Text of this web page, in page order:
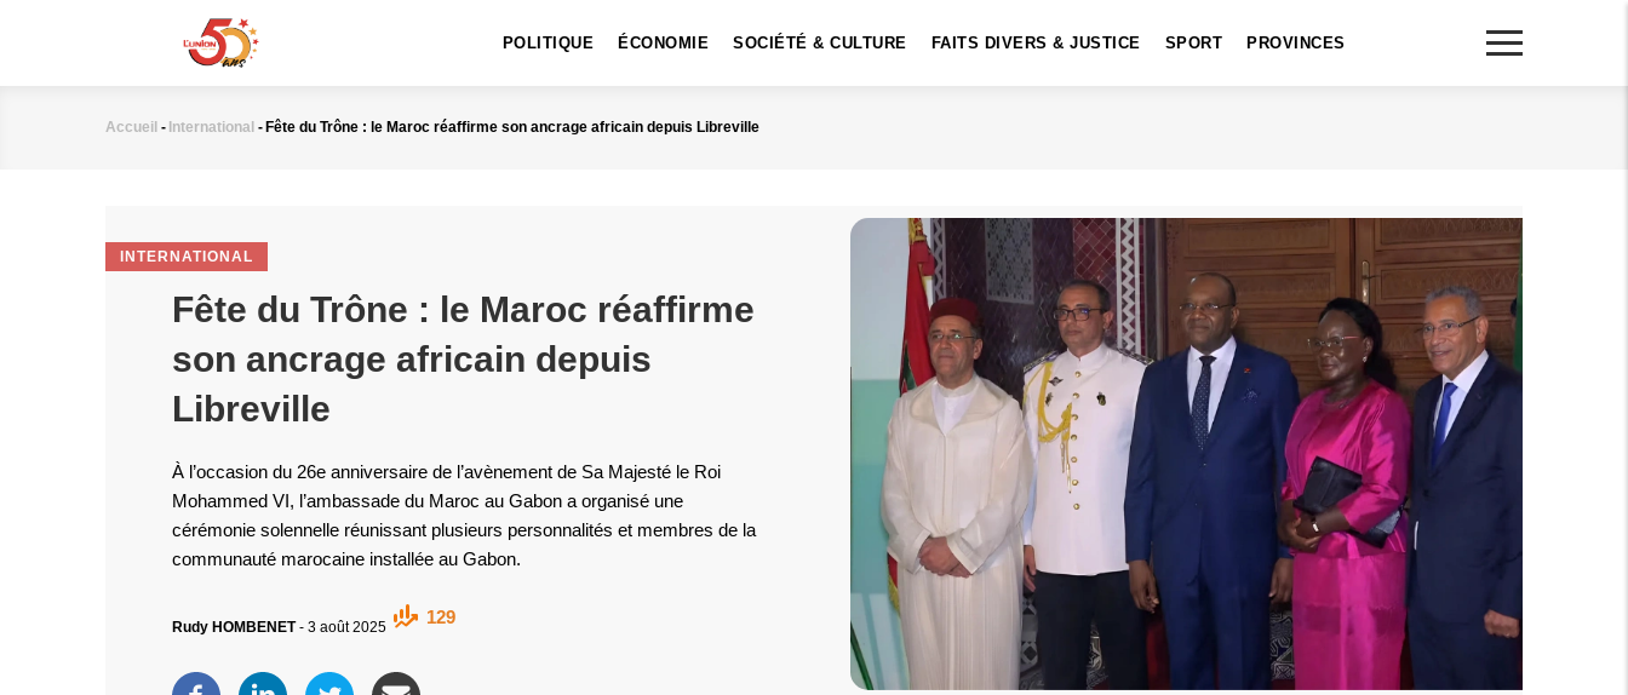
POLITIQUE ÉCONOMIE SOCIÉTÉ & CULTURE FAITS DIVERS & JUSTICE SPORT PROVINCES
Fil
Accueil - International - Fête du Trône : le Maroc réaffirme son ancrage africain depuis Libreville
INTERNATIONAL
Fête du Trône : le Maroc réaffirme
son ancrage africain depuis
Libreville
À l’occasion du 26e anniversaire de l’avènement de Sa Majesté le Roi
Mohammed VI, l’ambassade du Maroc au Gabon a organisé une
cérémonie solennelle réunissant plusieurs personnalités et membres de la
communauté marocaine installée au Gabon.
Rudy HOMBENET- 3 août 2025
129